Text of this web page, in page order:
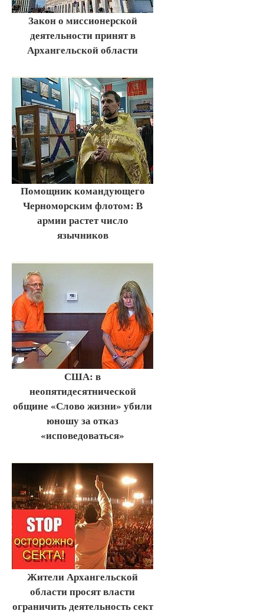
Закон о миссионерской
деятельности принят в
Архангельской области
Помощник командующего
Черноморским флотом: В
армии растет число
язычников
США: в
неопятидесятнической
общине «Слово жизни» убили
юношу за отказ
«исповедоваться»
Жители Архангельской
области просят власти
ограничить деятельность сект